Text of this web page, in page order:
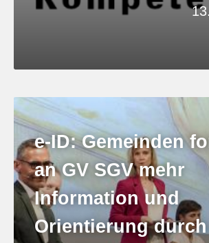
e-ID: Gemeinden
an GV SGV mehr
Information und
Orientierung